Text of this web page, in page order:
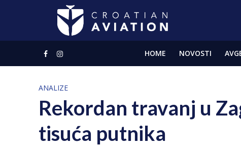
HOME NOVOSTI
ANALIZE
Rekordan travanj u
tisuća putnika